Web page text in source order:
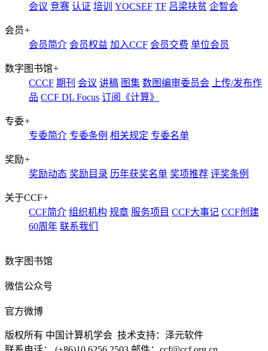
会议 竞赛 认证 培训 YOCSEF TF 吕梁扶贫 企智会
会员+
会员简介 会员权益 加入CCF 会员交费 单位会员
数字图书馆+
CCCF 期刊 会议 讲稿 图集 数图编审委员会
上传/发布作
品 CCF DL Focus 订阅《计算》
专委+
专委简介 专委条例 相关规定 专委名单
奖励+
奖励动态 奖励目录 历年获奖名单 奖项推荐 评奖条例
关于CCF+
CCF简介 组织机构 规章 服务项目 CCF大事记 CCF创建
60周年 联系我们
数字图书馆
微信公众号
官方微博
版权所有 中国计算机学会 技术支持：泽元软件